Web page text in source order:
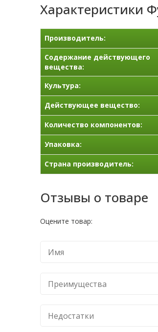
Характеристики
Производитель:
Содержание действующего
вещества:
Культура:
Действующее вещество:
Количество компонентов:
Упаковка:
Страна производитель:
Отзывы о товаре
Оцените товар: